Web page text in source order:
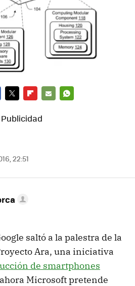
MAIL
22:51
saltó a la palestra de la
Ara, una iniciativa
de smartphones
Microsoft pretende